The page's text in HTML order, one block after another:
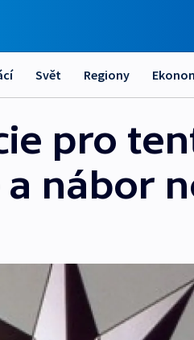
Svět Regiony
pro
nábor